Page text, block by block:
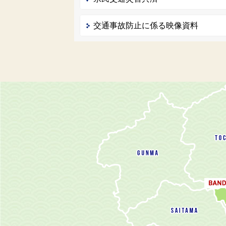
交通事故防止に係る映像資料